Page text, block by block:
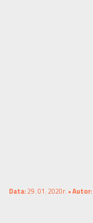
Data:29. 01. 2020r. •Autor: